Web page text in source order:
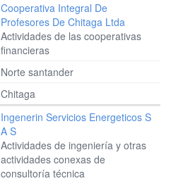
Cooperativa Integral De
Profesores De Chitaga Ltda
Actividades de las cooperativas
financieras
Norte santander
Chitaga
Ingenerin Servicios Energeticos S
A S
Actividades de ingeniería y otras
actividades conexas de
consultoría técnica